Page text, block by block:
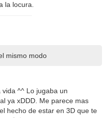
la locura.
mismo modo
^^ Lo jugaba un
ya xDDD. Me parece mas
hecho de estar en 3D que te